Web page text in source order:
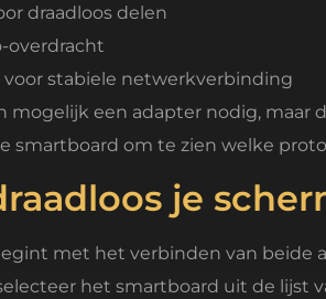
draadloos delen
overdracht
stabiele netwerkverbinding
mogelijk een adapter nodig,
smartboard om te zien welke
je
met het verbinden van
het smartboard uit de